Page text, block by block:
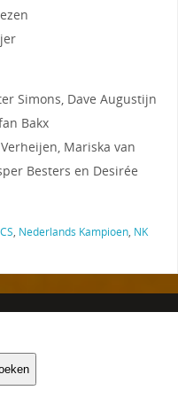
Simons, Dave Augustijn
Bakx
Mariska van
Besters en Desirée
, Nederlands Kampioen, NK